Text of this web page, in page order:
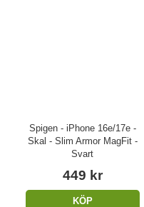
Spigen - iPhone 16e/17e -
Skal - Slim Armor MagFit -
Svart
449 kr
KÖP